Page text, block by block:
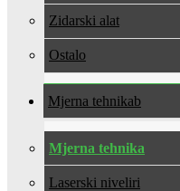
Zidarski alat
Ostalo
Mjerna tehnika
Mjerna tehnika
Laserski niveliri